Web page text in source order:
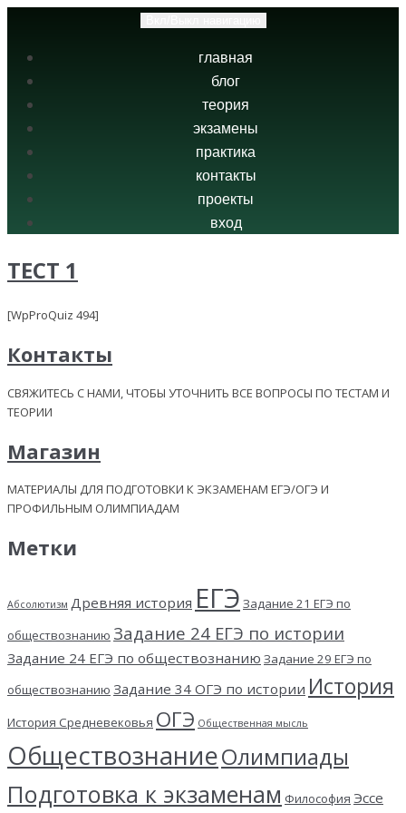
главная
блог
теория
экзамены
практика
контакты
проекты
вход
ТЕСТ 1
[WpProQuiz 494]
Контакты
СВЯЖИТЕСЬ С НАМИ, ЧТОБЫ УТОЧНИТЬ ВСЕ ВОПРОСЫ ПО ТЕСТАМ И
ТЕОРИИ
Магазин
МАТЕРИАЛЫ ДЛЯ ПОДГОТОВКИ К ЭКЗАМЕНАМ ЕГЭ/ОГЭ И
ПРОФИЛЬНЫМ ОЛИМПИАДАМ
Метки
Абсолютизм Древняя история ЕГЭ Задание 21 ЕГЭ по
обществознанию Задание 24 ЕГЭ по истории
Задание 24 ЕГЭ по обществознанию Задание 29 ЕГЭ по
обществознанию Задание 34 ОГЭ по истории История
История Средневековья ОГЭ Общественная мысль
ОбществознаниеОлимпиады
Подготовка к экзаменам Философия Эссе